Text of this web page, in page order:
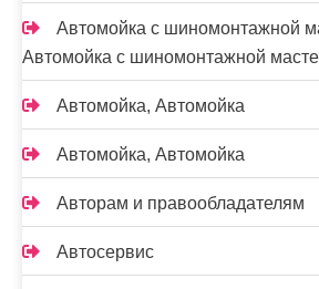
Автомойка с шиномонтажной
Автомойка с шиномонтажной
Автомойка, Автомойка
Автомойка, Автомойка
Авторам и правообладателям
Автосервис